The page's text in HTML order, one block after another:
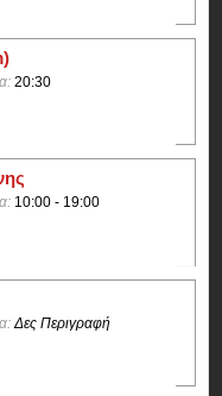
20:30
10:00 - 19:00
Δες Περιγραφή